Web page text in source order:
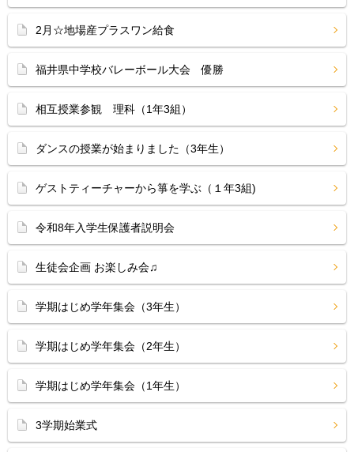
2月☆地場産プラスワン給食
福井県中学校バレーボール大会 優勝
相互授業参観 理科（1年3組）
ダンスの授業が始まりました（3年生）
ゲストティーチャーから箏を学ぶ（１年3組)
令和8年入学生保護者説明会
生徒会企画 お楽しみ会♫
学期はじめ学年集会（3年生）
学期はじめ学年集会（2年生）
学期はじめ学年集会（1年生）
3学期始業式